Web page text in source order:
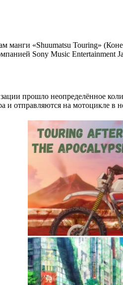
манги «Shuumatsu Touring»
Sony Music Entertainment
прошло неопределённое
и отправляются на мотоцикле